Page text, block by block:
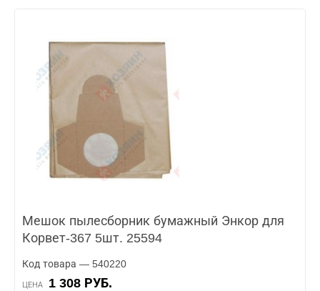
Мешок пылесборник бумажный Энкор для
Корвет-367 5шт. 25594
Код товара — 540220
ЦЕНА 1 308 РУБ.